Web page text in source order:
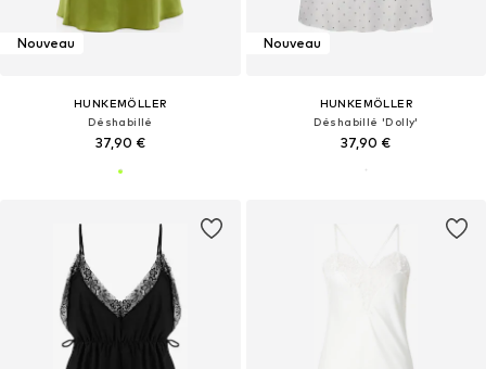
Nouveau
HUNKEMÖLLER
Déshabillé
37,90 €
Nouveau
HUNKEMÖLLER
Déshabillé 'Dolly'
37,90 €